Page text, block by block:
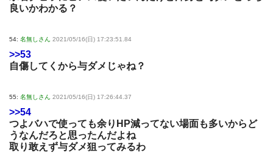
良いかわかる？
54: 名無しさん 2021/05/16(日) 17:23:51.84
>>53
自傷してくから与ダメじゃね？
55: 名無しさん 2021/05/16(日) 17:26:44.37
>>54
つよバハで使っても余りHP減ってない場面も多いからど
うなんだろと思ったんだよね
取り敢えず与ダメ狙ってみるわ